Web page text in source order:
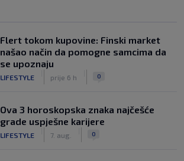
Flert tokom kupovine: Finski market
našao način da pomogne samcima da
se upoznaju
LIFESTYLE prije 6 h 0
Ova 3 horoskopska znaka najčešće
grade uspješne karijere
LIFESTYLE 7. aug. 0